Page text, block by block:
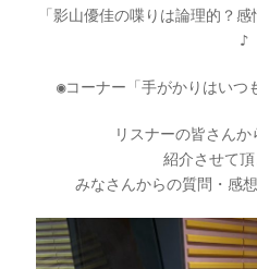
「影山優佳の喋りは論理的？感
♪
◉コーナー「手がかりはいつ
リスナーの皆さん
紹介させて
みなさんからの質問・感